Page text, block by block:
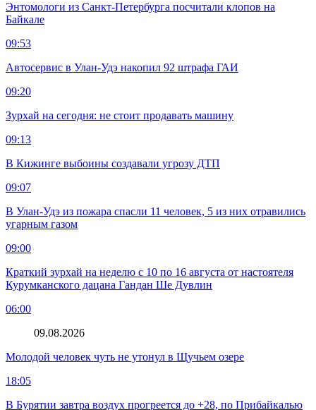
Энтомологи из Санкт-Петербурга посчитали клопов на
Байкале
09:53
Автосервис в Улан-Удэ накопил 92 штрафа ГАИ
09:20
Зурхай на сегодня: не стоит продавать машину
09:13
В Кижинге выбоины создавали угрозу ДТП
09:07
В Улан-Удэ из пожара спасли 11 человек, 5 из них отравились
угарным газом
09:00
Краткий зурхай на неделю с 10 по 16 августа от настоятеля
Курумканского дацана Гандан Ше Дувлин
06:00
09.08.2026
Молодой человек чуть не утонул в Щучьем озере
18:05
В Бурятии завтра воздух прогреется до +28, по Прибайкалью